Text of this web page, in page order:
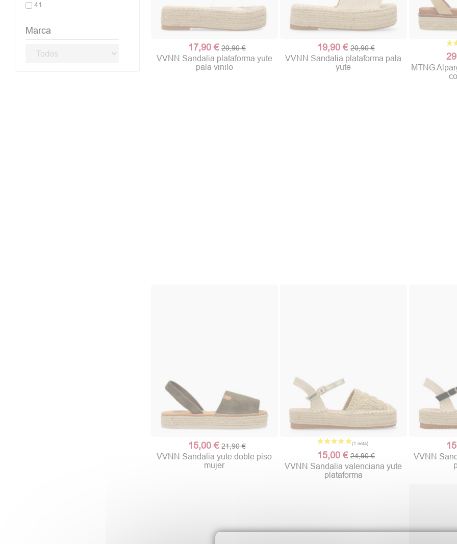
41
Marca
17,90 € 20,90 €
VVNN Sandalia plataforma yute
pala vinilo
19,90 € 20,90 €
VVNN Sandalia plataforma pala
yute
MTNG
15,00 € 21,90 €
VVNN Sandalia yute doble piso
mujer
15,00 € 24,90 €
VVNN Sandalia valenciana yute
plataforma
VVNN